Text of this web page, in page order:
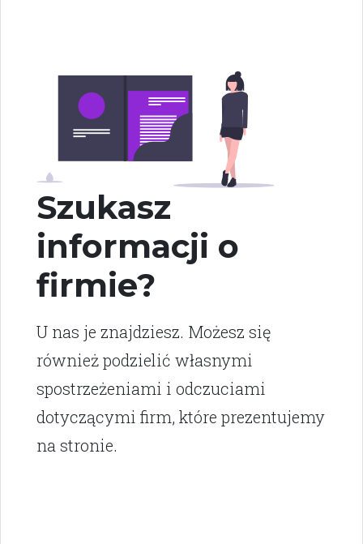
Szukasz
informacji o
firmie?
U nas je znajdziesz. Możesz się
również podzielić własnymi
spostrzeżeniami i odczuciami
dotyczącymi firm, które prezentujemy
na stronie.